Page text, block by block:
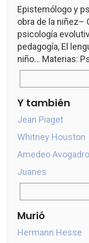
Epistemólogo y
obra de la niñez–
psicología
pedagogía, El
niño... Materias:
Y también
Jean Piaget
Whitney Houston
Amedeo Avogadro
Juanes
Murió
Hermann Hesse